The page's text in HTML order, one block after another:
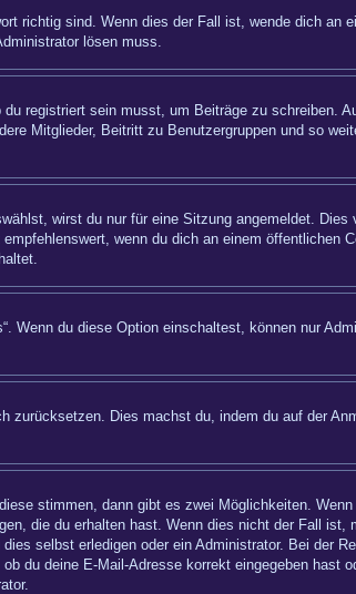
richtig sind. Wenn dies der Fall ist, wende dich an
lösen muss.
registriert sein musst, um Beiträge zu schreiben.
Mitglieder, Beitritt zu Benutzergruppen und so
wirst du nur für eine Sitzung angemeldet.
wenn du dich an einem öffentlichen
Wenn du diese Option einschaltest, können nur
Dies machst du, indem du auf der
stimmen, dann gibt es zwei Möglichkeiten. Wenn
die du erhalten hast. Wenn dies nicht der Fall
selbst erledigen oder ein Administrator. Bei der
du deine E-Mail-Adresse korrekt eingegeben hast